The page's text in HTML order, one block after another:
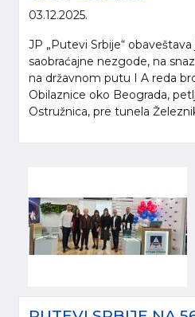
03.12.2025.
JP „Putevi Srbije“
saobraćajne nezgode, na
na državnom putu I A reda
Obilaznice oko Beograda,
Ostružnica, pre tunela